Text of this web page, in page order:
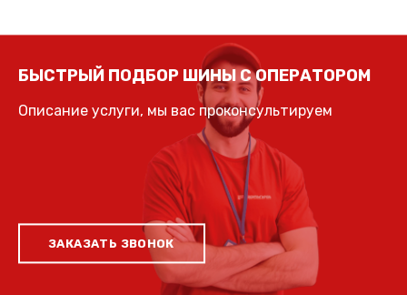
БЫСТРЫЙ ПОДБОР ШИНЫ С ОПЕРАТОРОМ
Описание услуги, мы вас проконсультируем
ЗАКАЗАТЬ ЗВОНОК